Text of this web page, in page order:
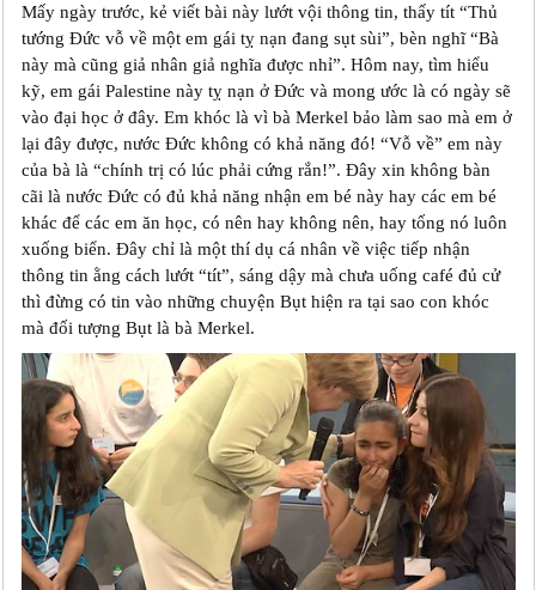
Mấy ngày trước, kẻ viết bài này lướt vội thông tin, thấy tít “Thủ
tướng Đức vỗ về một em gái tỵ nạn đang sụt sùi”, bèn nghĩ “Bà
này mà cũng giả nhân giả nghĩa được nhỉ”. Hôm nay, tìm hiểu
kỹ, em gái Palestine này tỵ nạn ở Đức và mong ước là có ngày sẽ
vào đại học ở đây. Em khóc là vì bà Merkel bảo làm sao mà em ở
lại đây được, nước Đức không có khả năng đó! “Vỗ về” em này
của bà là “chính trị có lúc phải cứng rắn!”. Đây xin không bàn
cãi là nước Đức có đủ khả năng nhận em bé này hay các em bé
khác để các em ăn học, có nên hay không nên, hay tống nó luôn
xuống biển. Đây chỉ là một thí dụ cá nhân về việc tiếp nhận
thông tin ằng cách lướt “tít”, sáng dậy mà chưa uống café đủ cử
thì đừng có tin vào những chuyện Bụt hiện ra tại sao con khóc
mà đối tượng Bụt là bà Merkel.